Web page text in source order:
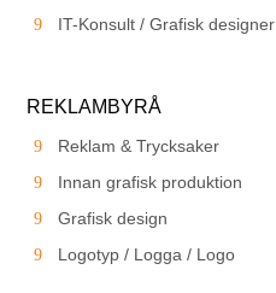
IT-Konsult / Grafisk designer
REKLAMBYRÅ
Reklam & Trycksaker
Innan grafisk produktion
Grafisk design
Logotyp / Logga / Logo